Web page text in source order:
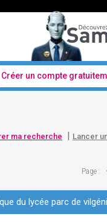
Créer un compte
ma recherche | Lancer
Page :
du lycée parc de